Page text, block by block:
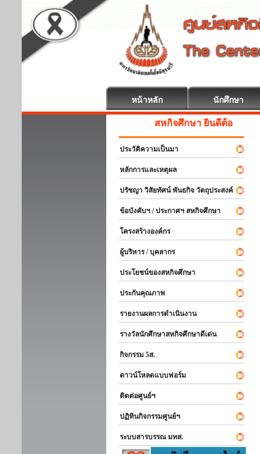
หน้าหลัก นักศึกษา
สหกิจศึกษา ยินดีต้อนรับ
ประวัติความเป็นมา
หลักการและเหตุผล
ปรัชญา วิสัยทัศน์ พันธกิจ วัตถุประสงค์
ข้อบังคับฯ / ประกาศฯ สหกิจศึกษา
โครงสร้างองค์กร
ผู้บริหาร / บุคลากร
ประโยชน์ของสหกิจศึกษา
ประกันคุณภาพ
รายงานผลการดำเนินงาน
รางวัลนักศึกษาสหกิจศึกษาดีเด่น
กิจกรรม 5ส.
ดาวน์โหลดแบบฟอร์ม
ติดต่อศูนย์ฯ
ปฏิทินกิจกรรมศูนย์ฯ
ระบบสารบรรณ มทส.